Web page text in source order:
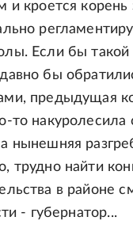
и кроется корень
Если бы такой
бы
предыдущая
то накуролесила
нынешняя
трудно найти
в районе
- губернатор...